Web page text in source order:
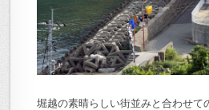
堀越の素晴らしい街並みと合わせて